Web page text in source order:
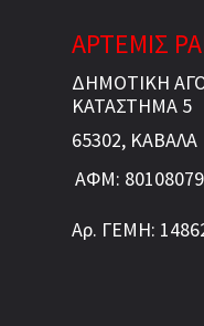
ΑΡΤΕΜΙΣ
ΔΗΜΟΤΙΚΗ
ΚΑΤΑΣΤΗΜΑ 5
65302, ΚΑΒΑΛΑ
ΑΦΜ:
Αρ. ΓΕΜΗ: